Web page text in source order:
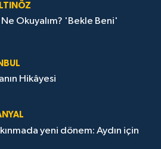
Ne Okuyalım? 'Bekle Beni'
Hikâyesi
yeni dönem: Aydın için